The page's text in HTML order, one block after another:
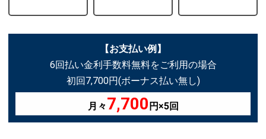
【お支払い例】
6回払い金利手数料無料をご利用の場合
初回7,700円(ボーナス払い無し)
月々7,700 円×5回